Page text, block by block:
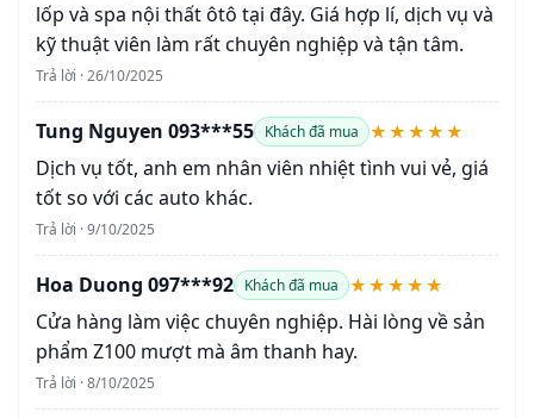
lốp và spa nội thất ôtô tại đây. Giá hợp lí, dịch vụ và
kỹ thuật viên làm rất chuyên nghiệp và tận tâm.
Trả lời · 26/10/2025
Tung Nguyen 093***55 Khách đã mua ★★★★★
Dịch vụ tốt, anh em nhân viên nhiệt tình vui vẻ, giá
tốt so với các auto khác.
Trả lời · 9/10/2025
Hoa Duong 097***92 Khách đã mua ★★★★★
Cửa hàng làm việc chuyên nghiệp. Hài lòng về sản
phẩm Z100 mượt mà âm thanh hay.
Trả lời · 8/10/2025